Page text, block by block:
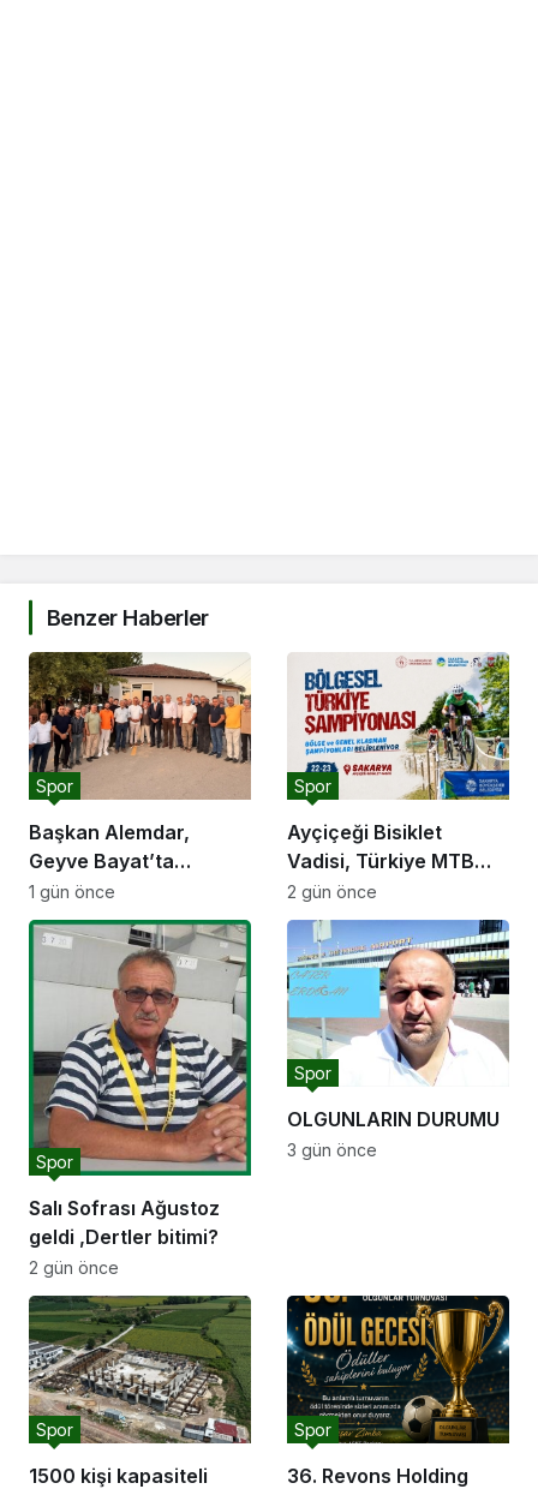
Benzer Haberler
Başkan Alemdar,
Geyve Bayat’ta
hemşehrileriyle
buluştu: “Gençlik ve
spor yatırımlarını
hayata geçirmeye
devam edeceğiz”
Spor
1 gün önce
Ayçiçeği Bisiklet
Vadisi, Türkiye MTB
Şampiyonası’na ev
sahipliği yapacak
Spor
2 gün önce
Salı Sofrası Ağustoz
geldi ,Dertler bitimi?
Spor
2 gün önce
OLGUNLARIN DURUMU
Spor
3 gün önce
1500 kişi kapasiteli
Spor
36. Revons Holding
Spor